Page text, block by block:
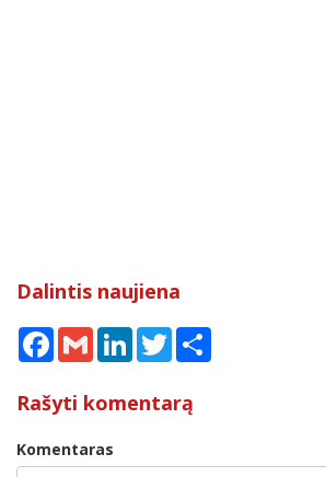
Dalintis naujiena
Facebook
Gmail LinkedInTwitter
Rašyti komentarą
Komentaras